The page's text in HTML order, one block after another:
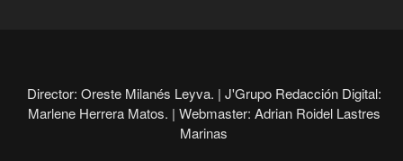
Director: Oreste Milanés Leyva. | J'Grupo Redacción Digital:
Marlene Herrera Matos. | Webmaster: Adrian Roidel Lastres
Marinas